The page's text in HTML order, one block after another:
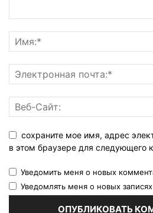
сохраните мое имя, адрес
в этом браузере для следующего
Уведомить меня о новых
Уведомлять меня о новых